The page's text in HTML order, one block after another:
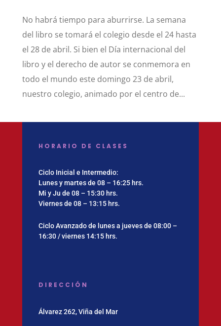
No habrá tiempo para aburrirse. La semana
del libro se tomará el colegio desde el 24 hasta
el 28 de abril. Si bien el Día internacional del
libro y el derecho de autor se conmemora en
todo el mundo este domingo 23 de abril,
nuestro colegio, animado por el centro de...
HORARIO DE CLASES
Ciclo Inicial e Intermedio:
Lunes y martes de 08 – 16:25 hrs.
Mi y Ju de 08 – 15:30 hrs.
Viernes de 08 – 13:15 hrs.
Ciclo Avanzado de lunes a jueves de 08:00 –
16:30 / viernes 14:15 hrs.
DIRECCIÓN
Álvarez 262, Viña del Mar